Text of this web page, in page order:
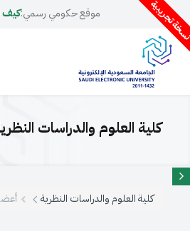
تجريبية موقع حكومي رسمي:كيف
كلية العلوم والدراسات
كلية العلوم والدراسات النظرية